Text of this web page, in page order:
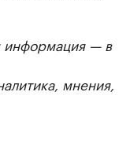
информация — в
мнения,